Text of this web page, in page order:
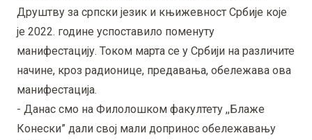
Друштву за српски језик и књижевност Србије које
је 2022. године успоставило поменуту
манифестацију. Током марта се у Србији на различите
начине, кроз радионице, предавања, обележава ова
манифестација.
- Данас смо на Филолошком факултету ,,Блаже
Конески” дали свој мали допринос обележавању